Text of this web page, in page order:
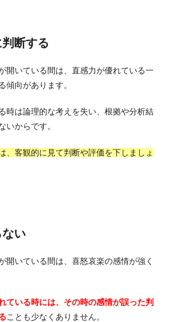
断する
開いている間は、直感力が優れている一
傾向があります。
時は論理的な考えを失い、根拠や分析結
いからです。
、客観的に見て判断や評価を下しましょ
い
開いている間は、喜怒哀楽の感情が強く
ている時には、その時の感情が誤った判
ことも少なくありません。